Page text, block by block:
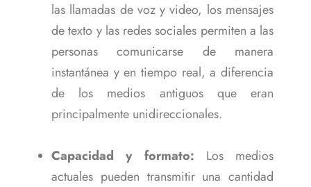
las llamadas de voz y video, los mensajes
de texto y las redes sociales permiten a las
personas comunicarse de manera
instantánea y en tiempo real, a diferencia
de los medios antiguos que eran
principalmente unidireccionales.
Capacidad y formato: Los medios
actuales pueden transmitir una cantidad